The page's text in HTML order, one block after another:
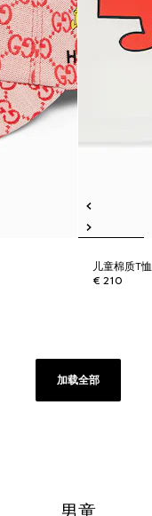
儿童棉质T恤
€ 210
加载全部
男童